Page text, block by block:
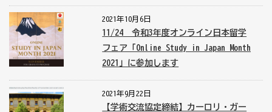
2021年10月6日
11/24 令和3年度オンライン日本留学
フェア「Online Study in Japan Month
2021」に参加します
2021年9月22日
【学術交流協定締結】カーロリ・ガー